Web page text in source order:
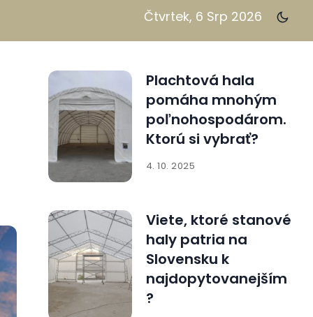
Čtvrtek, 6 Srp 2026
Plachtová hala
pomáha mnohým
poľnohospodárom.
Ktorú si vybrať?
4. 10. 2025
Viete, ktoré stanové
haly patria na
Slovensku k
najdopytovanejším
?